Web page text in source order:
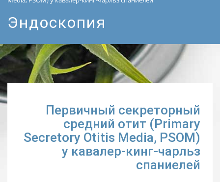
Эндоскопия
Первичный секреторный
средний отит (Primary
Secretory Otitis Media, PSOM)
у кавалер-кинг-чарльз
спаниелей